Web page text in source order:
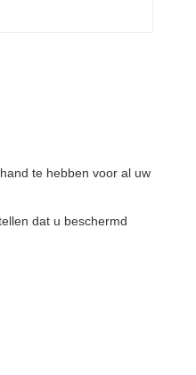
te hebben voor al uw
dat u beschermd